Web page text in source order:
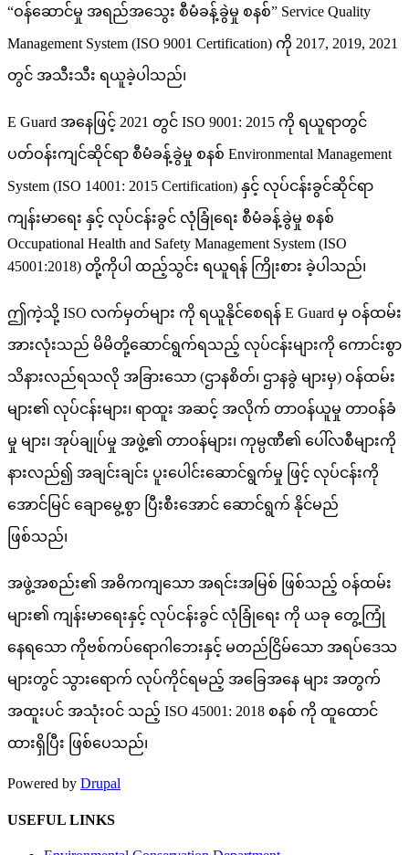
“ဝန်ဆောင်မှု အရည်အသွေး စီမံခန့်ခွဲမှု စနစ်” Service Quality
Management System (ISO 9001 Certification) ကို 2017, 2019, 2021
တွင် အသီးသီး ရယူခဲ့ပါသည်၊
E Guard အနေဖြင့် 2021 တွင် ISO 9001: 2015 ကို ရယူရာတွင်
ပတ်ဝန်းကျင်ဆိုင်ရာ စီမံခန့်ခွဲမှု စနစ် Environmental Management
System (ISO 14001: 2015 Certification) နှင့် လုပ်ငန်းခွင်ဆိုင်ရာ
ကျန်းမာရေး နှင့် လုပ်ငန်းခွင် လုံခြုံရေး စီမံခန့်ခွဲမှု စနစ်
Occupational Health and Safety Management System (ISO
45001:2018) တို့ကိုပါ ထည့်သွင်း ရယူရန် ကြိုးစား ခဲ့ပါသည်၊
ဤကဲ့သို့ ISO လက်မှတ်များ ကို ရယူနိုင်စေရန် E Guard မှ ဝန်ထမ်း
အားလုံးသည် မိမိတို့ဆောင်ရွက်ရသည့် လုပ်ငန်းများကို ကောင်းစွာ
သိနားလည်ရသလို အခြားသော (ဌာနစိတ်၊ ဌာနခွဲ များမှ) ဝန်ထမ်း
များ၏ လုပ်ငန်းများ၊ ရာထူး အဆင့် အလိုက် တာဝန်ယူမှု တာဝန်ခံ
မှု များ၊ အုပ်ချုပ်မှု အဖွဲ့၏ တာဝန်များ၊ ကုမ္ပဏီ၏ ပေါ်လစီများကို
နားလည်၍ အချင်းချင်း ပူးပေါင်းဆောင်ရွက်မှု ဖြင့် လုပ်ငန်းကို
အောင်မြင် ချောမွေ့စွာ ပြီးစီးအောင် ဆောင်ရွက် နိုင်မည်
ဖြစ်သည်၊
အဖွဲ့အစည်း၏ အဓိကကျသော အရင်းအမြစ် ဖြစ်သည့် ဝန်ထမ်း
များ၏ ကျန်းမာရေးနှင့် လုပ်ငန်းခွင် လုံခြုံရေး ကို ယခု တွေ့ကြုံ
နေရသော ကိုဗစ်ကပ်ရော​ဂါဘေးနှင့် မတည်ငြိမ်သော အရပ်ဒေသ
များတွင် သွားရောက် လုပ်ကိုင်ရမည့် အခြေအနေ များ အတွက်
အထူးပင် အသုံးဝင် သည့် ISO 45001: 2018 စနစ် ကို ထူထောင်
ထားရှိပြီး ဖြစ်ပေသည်၊
Powered by Drupal
USEFUL LINKS